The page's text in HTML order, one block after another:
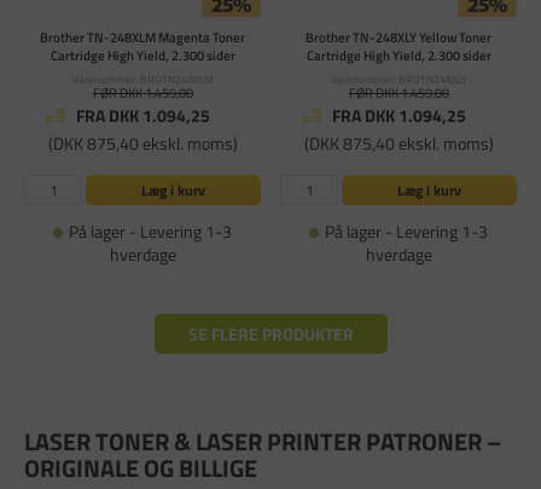
Brother TN-248XLM Magenta Toner
Cartridge High Yield, 2.300 sider
Varenummer: BROTN248XLM
FØR DKK 1.459,00
FRA DKK 1.094,25
(DKK 875,40 ekskl. moms)
Læg i kurv
På lager - Levering 1-3
hverdage
Brother TN-248XLY Yellow Toner
Cartridge High Yield, 2.300 sider
Varenummer: BROTN248XLY
FØR DKK 1.459,00
FRA DKK 1.094,25
(DKK 875,40 ekskl. moms)
Læg i kurv
På lager - Levering 1-3
hverdage
SE FLERE PRODUKTER
LASER TONER & LASER PRINTER PATRONER –
ORIGINALE OG BILLIGE